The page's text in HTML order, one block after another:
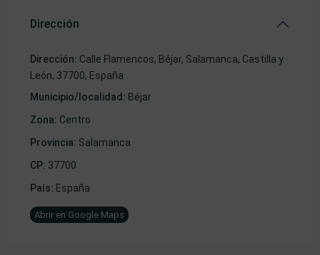
Dirección
Dirección: Calle Flamencos, Béjar, Salamanca, Castilla y
León, 37700, España
Municipio/localidad: Béjar
Zona: Centro
Provincia: Salamanca
CP: 37700
País: España
Abrir en Google Maps